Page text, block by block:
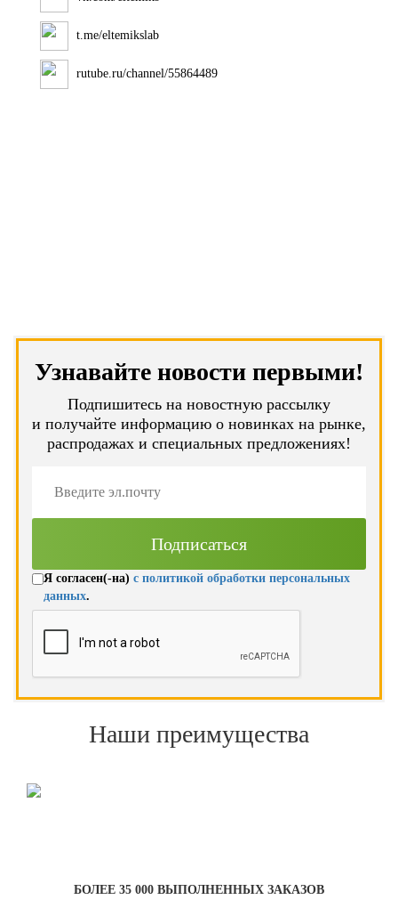
t.me/eltemikslab
rutube.ru/channel/55864489
Узнавайте новости первыми!
Подпишитесь на новостную рассылку
и получайте информацию о новинках на рынке,
распродажах и специальных предложениях!
Я согласен(-на) с политикой обработки персональных
данных.
Наши преимущества
БОЛЕЕ 35 000 ВЫПОЛНЕННЫХ ЗАКАЗОВ